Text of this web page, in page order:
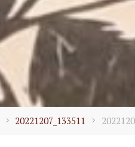
20221207_133511